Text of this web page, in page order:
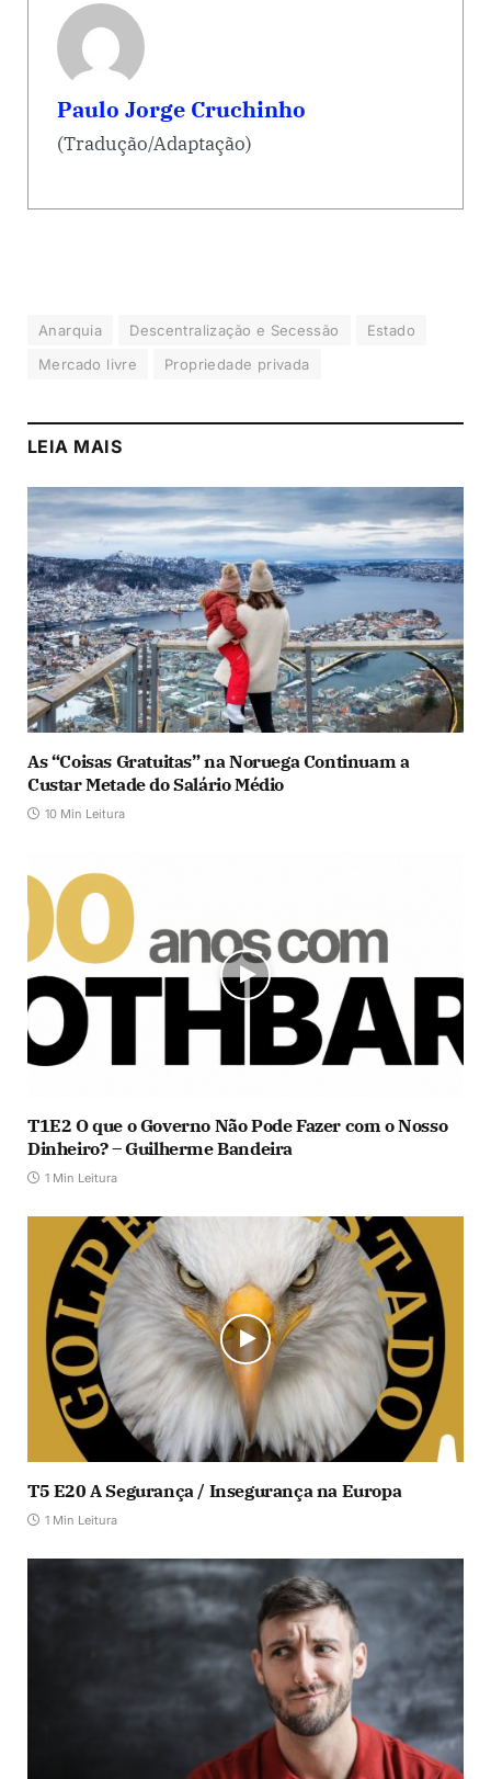
Paulo Jorge Cruchinho
(Tradução/Adaptação)
Anarquia Descentralização e Secessão
Estado
Mercado livre
Propriedade privada
LEIA MAIS
As “Coisas Gratuitas” na Noruega Continuam a
Custar Metade do Salário Médio
10 Min Leitura
T1E2 O que o Governo Não Pode Fazer com o Nosso
Dinheiro? – Guilherme Bandeira
1 Min Leitura
T5 E20 A Segurança / Insegurança na Europa
1 Min Leitura